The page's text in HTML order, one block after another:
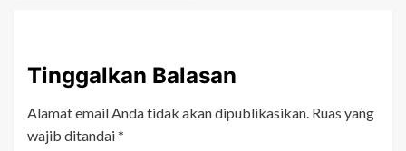
Tinggalkan Balasan
Alamat email Anda tidak akan dipublikasikan. Ruas yang
wajib ditandai*